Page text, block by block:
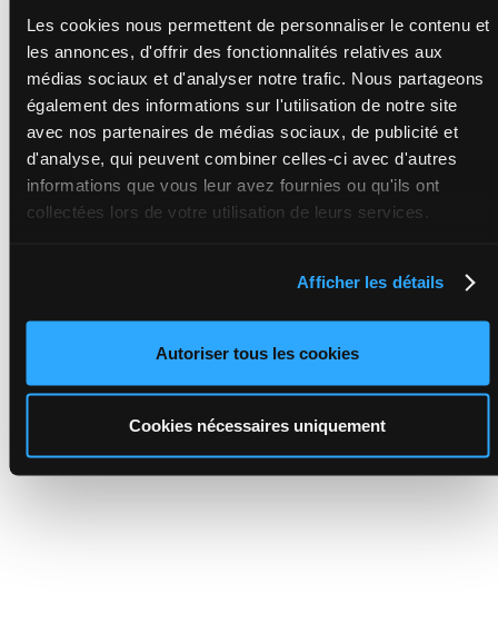
Les cookies nous permettent de personnaliser le contenu et
les annonces, d'offrir des fonctionnalités relatives aux
médias sociaux et d'analyser notre trafic. Nous partageons
également des informations sur l'utilisation de notre site
avec nos partenaires de médias sociaux, de publicité et
d'analyse, qui peuvent combiner celles-ci avec d'autres
informations que vous leur avez fournies ou qu'ils ont
collectées lors de votre utilisation de leurs services.
Afficher les détails
Autoriser tous les cookies
Cookies nécessaires uniquement